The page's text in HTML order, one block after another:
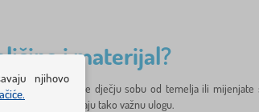
i materijal?
Bilo da opremate dječju sobu od temelja ili mijenjate
madrace igraju tako važnu ulogu.
njihovo